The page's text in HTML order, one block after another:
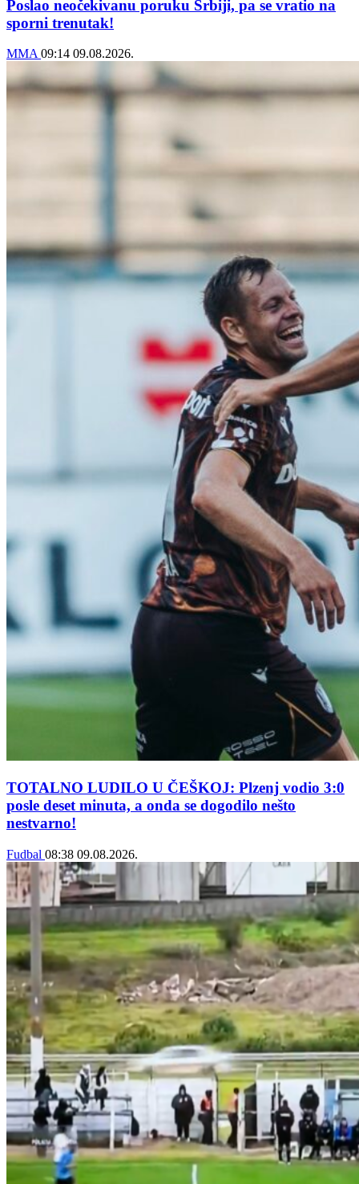
Poslao neočekivanu poruku Srbiji, pa se vratio na
sporni trenutak!
MMA 09:14 09.08.2026.
TOTALNO LUDILO U ČEŠKOJ: Plzenj vodio 3:0
posle deset minuta, a onda se dogodilo nešto
nestvarno!
Fudbal 08:38 09.08.2026.